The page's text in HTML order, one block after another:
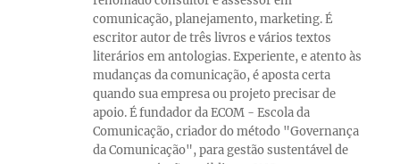
comunicação, planejamento, marketing. É
escritor autor de três livros e vários textos
literários em antologias. Experiente, e atento às
mudanças da comunicação, é aposta certa
quando sua empresa ou projeto precisar de
apoio. É fundador da ECOM - Escola da
Comunicação, criador do método "Governança
da Comunicação", para gestão sustentável de